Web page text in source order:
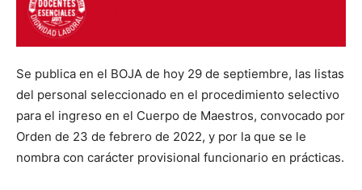
Se publica en el BOJA de hoy 29 de septiembre, las listas
del personal seleccionado en el procedimiento selectivo
para el ingreso en el Cuerpo de Maestros, convocado por
Orden de 23 de febrero de 2022, y por la que se le
nombra con carácter provisional funcionario en prácticas.